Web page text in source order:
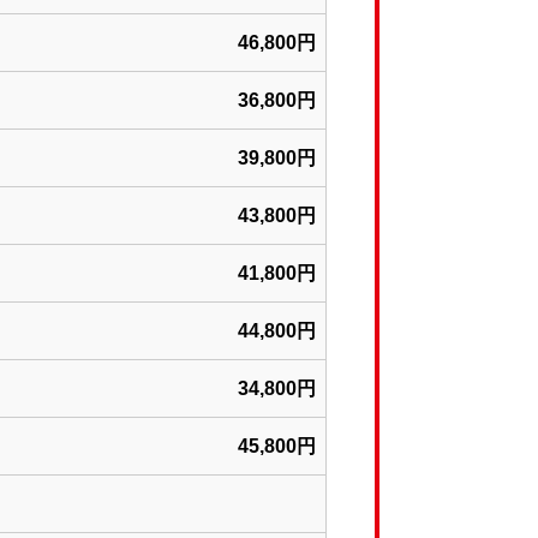
46,800円
36,800円
39,800円
43,800円
41,800円
44,800円
34,800円
45,800円